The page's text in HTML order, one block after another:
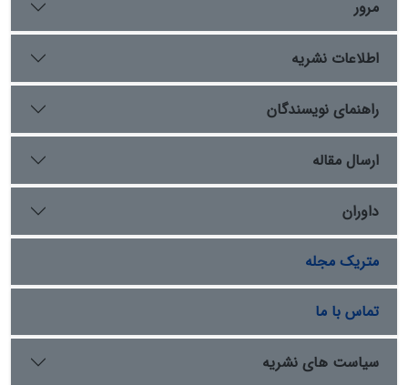
مرور
اطلاعات نشریه
راهنمای نویسندگان
ارسال مقاله
داوران
متریک مجله
تماس با ما
سیاست های نشریه